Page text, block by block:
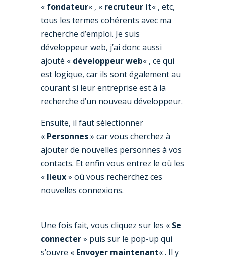
« fondateur« , « recruteur it« , etc,
tous les termes cohérents avec ma
recherche d’emploi. Je suis
développeur web, j’ai donc aussi
ajouté « développeur web« , ce qui
est logique, car ils sont également au
courant si leur entreprise est à la
recherche d’un nouveau développeur.
Ensuite, il faut sélectionner
« Personnes» car vous cherchez à
ajouter de nouvelles personnes à vos
contacts. Et enfin vous entrez le où les
« lieux» où vous recherchez ces
nouvelles connexions.
Une fois fait, vous cliquez sur les « Se
connecter» puis sur le pop-up qui
s’ouvre « Envoyer maintenant« . Il y